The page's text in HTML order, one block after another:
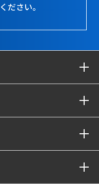
ださい。